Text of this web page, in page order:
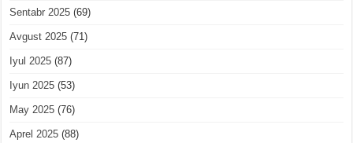
Sentabr 2025 (69)
Avgust 2025 (71)
Iyul 2025 (87)
Iyun 2025 (53)
May 2025 (76)
Aprel 2025 (88)